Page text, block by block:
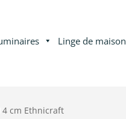
Linge de maison
4 cm Ethnicraft